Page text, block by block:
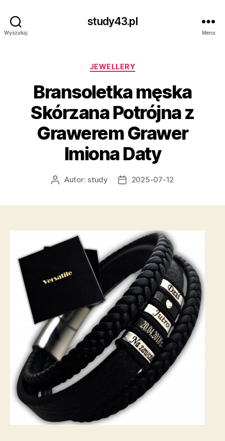
Wyszukaj
study43.pl
Menu
Kategorie
JEWELLERY
Bransoletka męska
Skórzana Potrójna z
Grawerem Grawer
Imiona Daty
AutorAutor: study
Data2025-07-12